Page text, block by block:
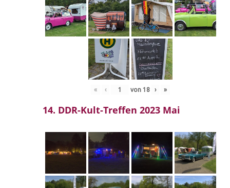
« ‹ von 18 › »
14. DDR-Kult-Treffen 2023 Mai